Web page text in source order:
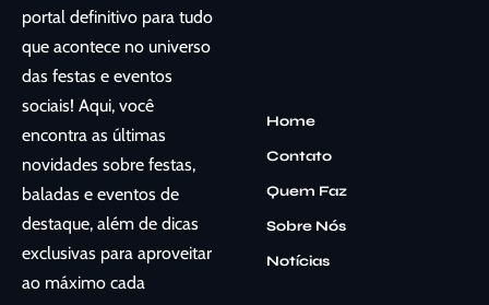
portal definitivo para tudo
que acontece no universo
das festas e eventos
sociais! Aqui, você
encontra as últimas
novidades sobre festas,
baladas e eventos de
destaque, além de dicas
exclusivas para aproveitar
ao máximo cada
Home
Contato
Quem Faz
Sobre Nós
Notícias